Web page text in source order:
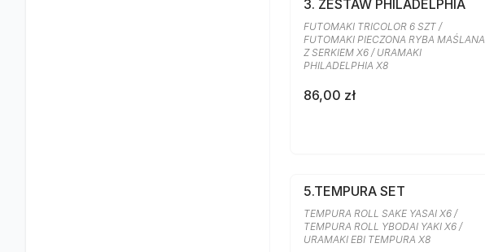
3. ZESTAW PHILADELPHIA
FUTOMAKI TRICOLOR 6 SZT /
FUTOMAKI PIECZONA RYBA MAŚLANA
Z SERKIEM X6 / URAMAKI
PHILADELPHIA X8
86,00 zł
5.TEMPURA SET
TEMPURA ROLL SAKE YASAI X6 /
TEMPURA ROLL YBODAI YAKI X6 /
URAMAKI EBI TEMPURA X8